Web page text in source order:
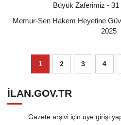
Büyük Zaferimiz -
Memur-Sen Hakem Heyetine
2025
1 2 3 4
ILAN.GOV.TR
Gazete arşivi için üye girişi